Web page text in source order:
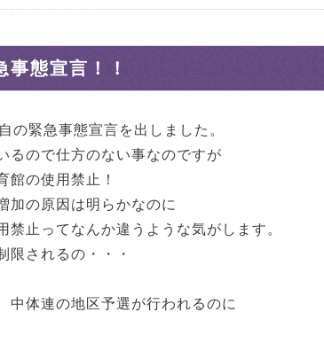
事態宣言！！
の緊急事態宣言を出しました。
るので仕方のない事なのですが
館の使用禁止！
加の原因は明らかなのに
禁止ってなんか違うような気がします。
限されるの・・・
中体連の地区予選が行われるのに